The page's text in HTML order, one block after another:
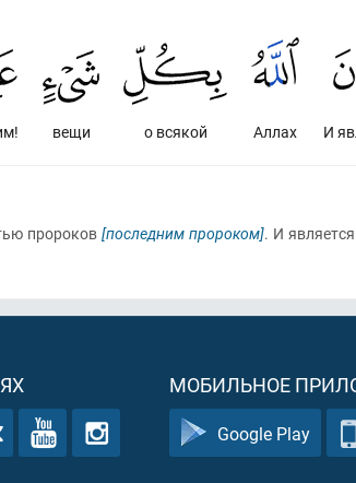
И
Аллах
о всякой
вещи
пророков [последним пророком]. И
МОБИЛЬНОЕ
Google Play